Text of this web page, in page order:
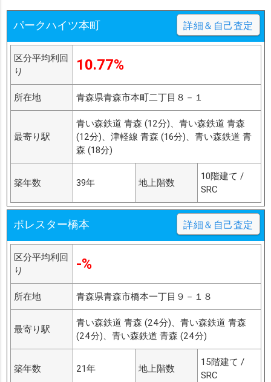
パークハイツ本町 詳細＆自己査定
区分平均利回
り
10.77%
所在地 青森県青森市本町二丁目８－１
最寄り駅
青い森鉄道 青森 (12分)、青い森鉄道 青森
(12分)、津軽線 青森 (16分)、青い森鉄道 青
森 (18分)
築年数 39年 地上階数
10階建て /
SRC
ポレスター橋本 詳細＆自己査定
区分平均利回
り
-%
所在地 青森県青森市橋本一丁目９－１８
最寄り駅
青い森鉄道 青森 (24分)、青い森鉄道 青森
(24分)、青い森鉄道 青森 (24分)
築年数 21年 地上階数
15階建て /
SRC